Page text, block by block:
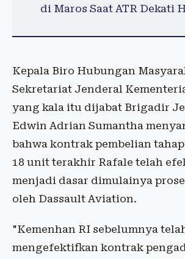
di Maros Saat ATR Dekati
Kepala Biro Hubungan
Sekretariat Jenderal
yang kala itu dijabat Brigadir
Edwin Adrian Sumantha
bahwa kontrak pembelian
18 unit terakhir Rafale telah
menjadi dasar dimulainya
oleh Dassault Aviation.
"Kemenhan RI sebelumnya
mengefektifkan kontrak